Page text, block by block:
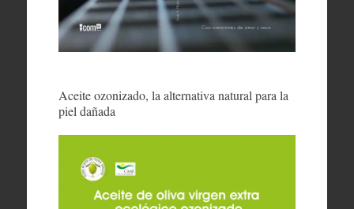
Aceite ozonizado, la alternativa natural para la
piel dañada